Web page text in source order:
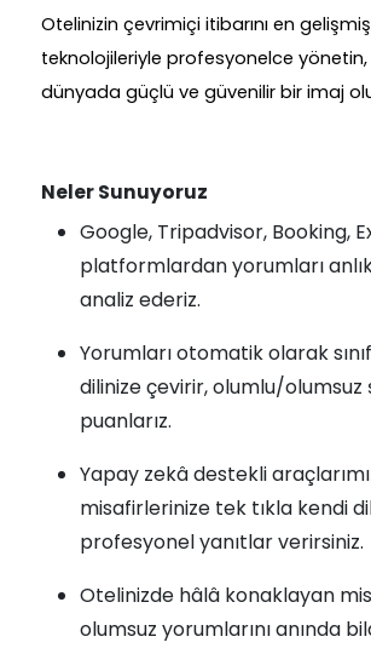
Otelinizin çevrimiçi itibarını en
teknolojileriyle profesyonelce
dünyada güçlü ve güvenilir bir imaj
Neler Sunuyoruz
Google, Tripadvisor, Booking,
platformlardan yorumları
analiz ederiz.
Yorumları otomatik olarak
dilinize çevirir, olumlu/olumsuz
puanlarız.
Yapay zekâ destekli
misafirlerinize tek tıkla kendi
profesyonel yanıtlar verirsiniz.
Otelinizde hâlâ konaklayan
olumsuz yorumlarını anında